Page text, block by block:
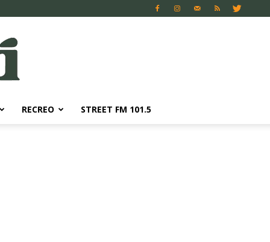
RECREO STREET FM 101.5